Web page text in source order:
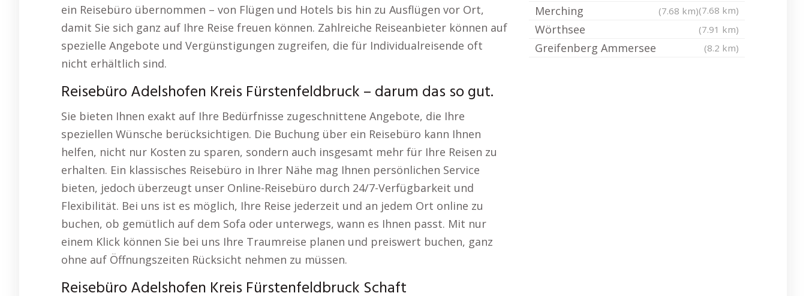
ein Reisebüro übernommen – von Flügen und Hotels bis hin zu Ausflügen vor Ort,
damit Sie sich ganz auf Ihre Reise freuen können. Zahlreiche Reiseanbieter können auf
spezielle Angebote und Vergünstigungen zugreifen, die für Individualreisende oft
nicht erhältlich sind.
Reisebüro Adelshofen Kreis Fürstenfeldbruck – darum das so gut.
Sie bieten Ihnen exakt auf Ihre Bedürfnisse zugeschnittene Angebote, die Ihre
speziellen Wünsche berücksichtigen. Die Buchung über ein Reisebüro kann Ihnen
helfen, nicht nur Kosten zu sparen, sondern auch insgesamt mehr für Ihre Reisen zu
erhalten. Ein klassisches Reisebüro in Ihrer Nähe mag Ihnen persönlichen Service
bieten, jedoch überzeugt unser Online-Reisebüro durch 24/7-Verfügbarkeit und
Flexibilität. Bei uns ist es möglich, Ihre Reise jederzeit und an jedem Ort online zu
buchen, ob gemütlich auf dem Sofa oder unterwegs, wann es Ihnen passt. Mit nur
einem Klick können Sie bei uns Ihre Traumreise planen und preiswert buchen, ganz
ohne auf Öffnungszeiten Rücksicht nehmen zu müssen.
Reisebüro Adelshofen Kreis Fürstenfeldbruck Schaft
(7.68 km)
Merching (7.68 km)
Wörthsee (7.91 km)
Greifenberg Ammersee (8.2 km)